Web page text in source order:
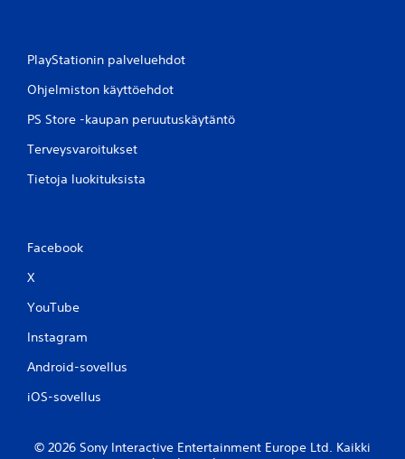
PlayStationin palveluehdot
Ohjelmiston käyttöehdot
PS Store -kaupan peruutuskäytäntö
Terveysvaroitukset
Tietoja luokituksista
Facebook
X
YouTube
Instagram
Android-sovellus
iOS-sovellus
© 2026 Sony Interactive Entertainment Europe Ltd. Kaikki